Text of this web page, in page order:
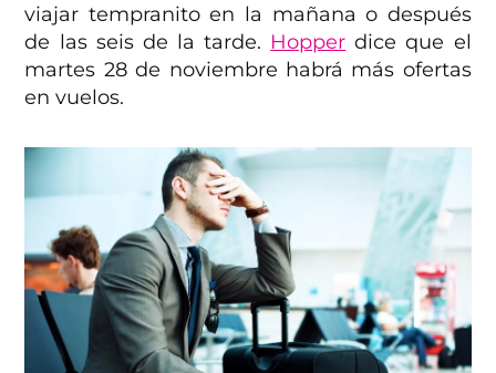
viajar tempranito en la mañana o después
de las seis de la tarde. Hopper dice que el
martes 28 de noviembre habrá más ofertas
en vuelos.